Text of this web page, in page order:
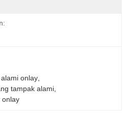
onlay
tampak alami
onlay